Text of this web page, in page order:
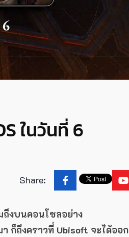
ในวันที่ 6
Share:
ถึงบนคอนโซลอย่าง
ก็ถึงคราวที่ Ubisoft จะได้ออก